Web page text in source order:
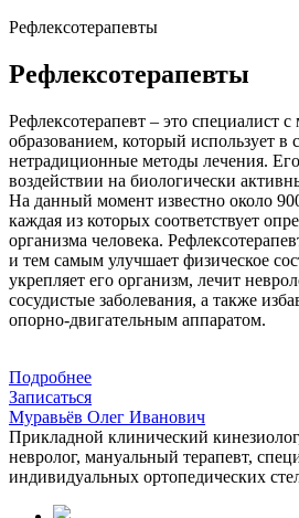
Рефлексотерапевты
Рефлексотерапевты
Рефлексотерапевт – это специалист
образованием, который использует в
нетрадиционные методы лечения.
воздействии на биологически
На данный момент известно около
каждая из которых соответствует
организма человека.
и тем самым улучшает физическое
укрепляет его организм, лечит
сосудистые заболевания, а также
опорно-двигательным аппаратом.
Подробнее
Записаться
Муравьёв Олег Иванович
Прикладной клинический
невролог, мануальный терапевт,
индивидуальных ортопедических